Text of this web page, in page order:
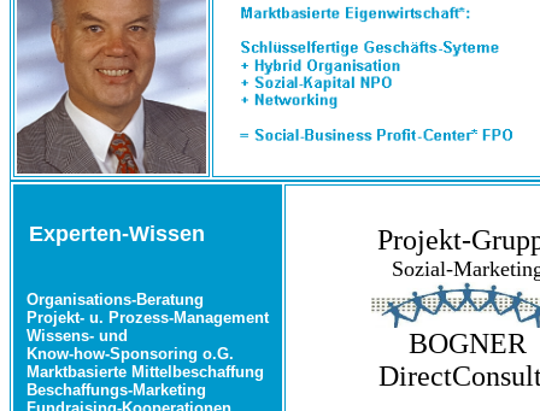
Experten-Wissen
Organisations-Beratung
Projekt- u. Prozess-Management
Wissens- und
Know-how-Sponsoring o.G.
Marktbasierte Mittelbeschaffung
Beschaffungs-Marketing
Projekt-
Sozial-
BOGNER